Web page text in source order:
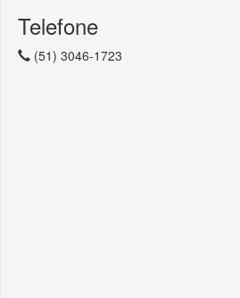
Telefone
(51) 3046-1723